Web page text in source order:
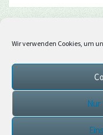
Wir verwenden Cookies, um
Nur
Stolz